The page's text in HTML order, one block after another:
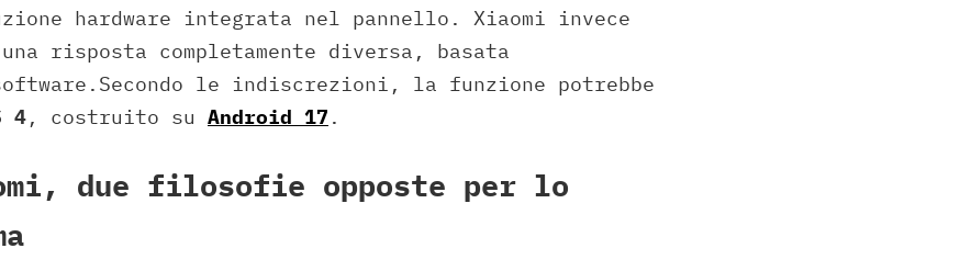
hardware integrata nel pannello. Xiaomi invece
risposta completamente diversa, basata
le indiscrezioni, la funzione potrebbe
4, costruito su Android 17 .
due filosofie opposte per lo